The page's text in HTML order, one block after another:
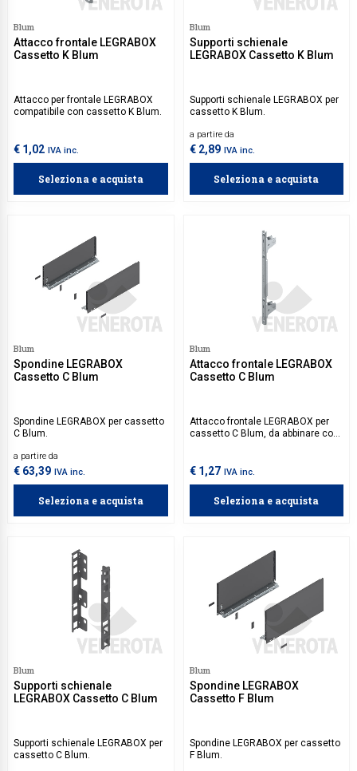
Blum
Attacco frontale LEGRABOX
Cassetto K Blum
Attacco per frontale LEGRABOX
compatibile con cassetto K Blum.
€ 1,02 IVA inc.
Seleziona e acquista
Blum
Supporti schienale
LEGRABOX Cassetto K Blum
Supporti schienale LEGRABOX per
cassetto K Blum.
a partire da
€ 2,89 IVA inc.
Seleziona e acquista
Blum
Spondine LEGRABOX
Cassetto C Blum
Spondine LEGRABOX per cassetto
C Blum.
a partire da
€ 63,39 IVA inc.
Seleziona e acquista
Blum
Attacco frontale LEGRABOX
Cassetto C Blum
Attacco frontale LEGRABOX per
cassetto C Blum, da abbinare con
comporre attacco frontale
LEGRABOX per cassetto F Blum.
€ 1,27 IVA inc.
Seleziona e acquista
Blum
Supporti schienale
LEGRABOX Cassetto C Blum
Supporti schienale LEGRABOX per
cassetto C Blum.
Blum
Spondine LEGRABOX
Cassetto F Blum
Spondine LEGRABOX per cassetto
F Blum.